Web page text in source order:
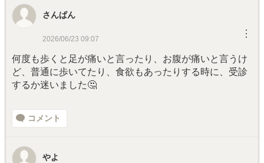
さんぱん
2026/06/23 09:07 ︙
何度も歩くと足が痛いと言ったり、お腹が痛いと言うけ
ど、普通に歩いてたり、食欲もあったりする時に、受診
するか迷いました🤔
コメント
やよ